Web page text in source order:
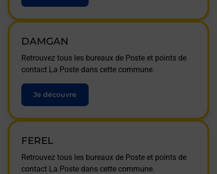
DAMGAN
Retrouvez tous les bureaux de Poste et points de
contact La Poste dans cette commune.
Je découvre
FEREL
Retrouvez tous les bureaux de Poste et points de
contact La Poste dans cette commune.